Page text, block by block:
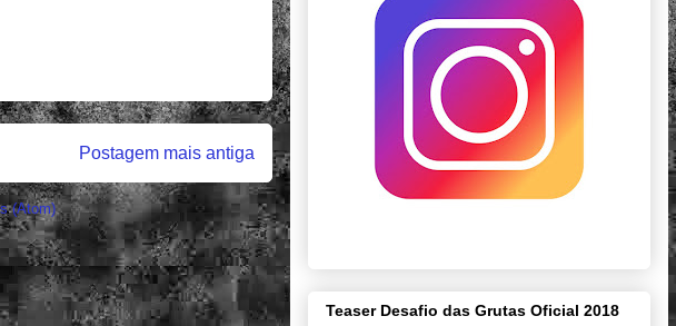
Postagem mais antiga
(Atom)
Teaser Desafio das Grutas Oficial 2018